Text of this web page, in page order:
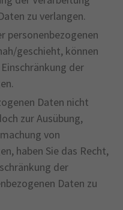
zu verlangen.
personenbezogenen
geschieht, können
der
Daten nicht
zur Ausübung,
von
haben Sie das Recht,
der
Daten zu